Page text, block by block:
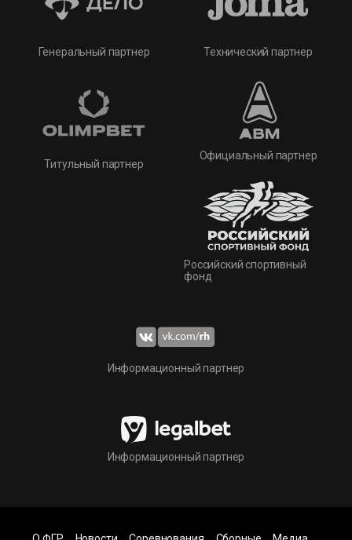
Генеральный партнер
Титульный партнер
Технический партнер
Официальный партнер
Российский спортивный
фонд
Информационный партнер
Информационный партнер